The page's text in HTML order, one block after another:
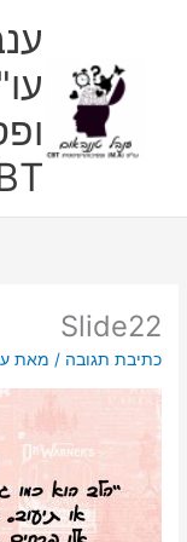
Slide22
כתיבת תגובה / מאת